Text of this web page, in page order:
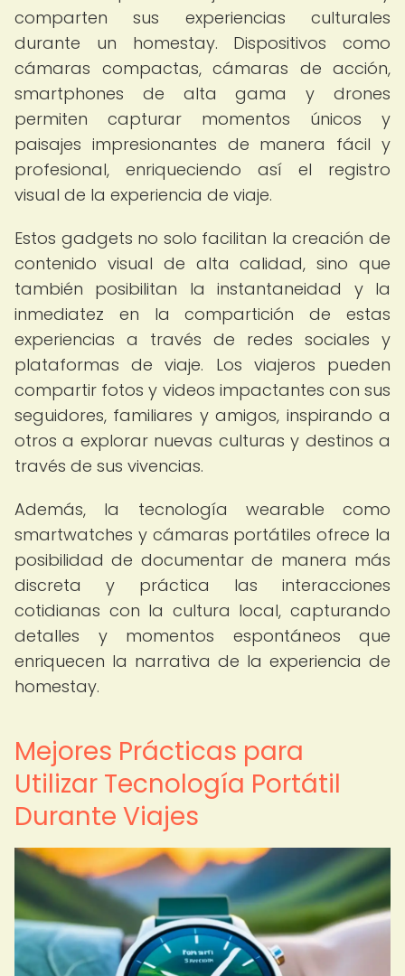
comparten sus experiencias culturales
durante un homestay. Dispositivos como
cámaras compactas, cámaras de acción,
smartphones de alta gama y drones
permiten capturar momentos únicos y
paisajes impresionantes de manera fácil y
profesional, enriqueciendo así el registro
visual de la experiencia de viaje.
Estos gadgets no solo facilitan la creación de
contenido visual de alta calidad, sino que
también posibilitan la instantaneidad y la
inmediatez en la compartición de estas
experiencias a través de redes sociales y
plataformas de viaje. Los viajeros pueden
compartir fotos y videos impactantes con sus
seguidores, familiares y amigos, inspirando a
otros a explorar nuevas culturas y destinos a
través de sus vivencias.
Además, la tecnología wearable como
smartwatches y cámaras portátiles ofrece la
posibilidad de documentar de manera más
discreta y práctica las interacciones
cotidianas con la cultura local, capturando
detalles y momentos espontáneos que
enriquecen la narrativa de la experiencia de
homestay.
Mejores Prácticas para
Utilizar Tecnología Portátil
Durante Viajes